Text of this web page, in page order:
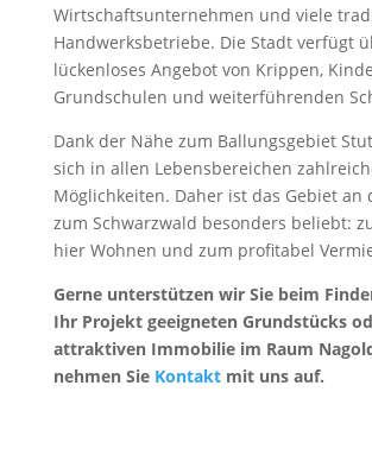
Wirtschaftsunternehmen und viele
Handwerksbetriebe. Die Stadt verfügt
lückenloses Angebot von Krippen,
Grundschulen und weiterführenden
Dank der Nähe zum Ballungsgebiet
sich in allen Lebensbereichen
Möglichkeiten. Daher ist das Gebiet an
zum Schwarzwald besonders beliebt:
hier Wohnen und zum profitabel
Gerne unterstützen wir Sie beim
Ihr Projekt geeigneten Grundstücks
attraktiven Immobilie im Raum
nehmen Sie Kontakt mit uns auf.